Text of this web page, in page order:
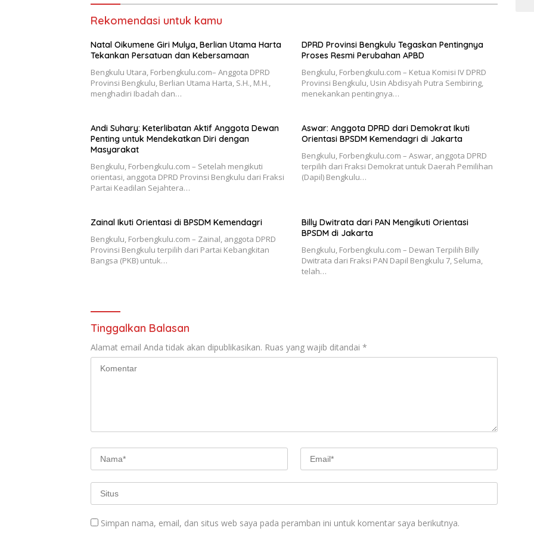
Rekomendasi untuk kamu
‎Natal Oikumene Giri Mulya, Berlian Utama Harta
Tekankan Persatuan dan Kebersamaan
Bengkulu Utara, Forbengkulu.com– Anggota DPRD
Provinsi Bengkulu, Berlian Utama Harta, S.H., M.H.,
menghadiri Ibadah dan…
DPRD Provinsi Bengkulu Tegaskan Pentingnya
Proses Resmi Perubahan APBD
Bengkulu, Forbengkulu.com – Ketua Komisi IV DPRD
Provinsi Bengkulu, Usin Abdisyah Putra Sembiring,
menekankan pentingnya…
Andi Suhary: Keterlibatan Aktif Anggota Dewan
Penting untuk Mendekatkan Diri dengan
Masyarakat
Bengkulu, Forbengkulu.com – Setelah mengikuti
orientasi, anggota DPRD Provinsi Bengkulu dari Fraksi
Partai Keadilan Sejahtera…
Aswar: Anggota DPRD dari Demokrat Ikuti
Orientasi BPSDM Kemendagri di Jakarta
Bengkulu, Forbengkulu.com – Aswar, anggota DPRD
terpilih dari Fraksi Demokrat untuk Daerah Pemilihan
(Dapil) Bengkulu…
Zainal Ikuti Orientasi di BPSDM Kemendagri
Bengkulu, Forbengkulu.com – Zainal, anggota DPRD
Provinsi Bengkulu terpilih dari Partai Kebangkitan
Bangsa (PKB) untuk…
Billy Dwitrata dari PAN Mengikuti Orientasi
BPSDM di Jakarta
Bengkulu, Forbengkulu.com – Dewan Terpilih Billy
Dwitrata dari Fraksi PAN Dapil Bengkulu 7, Seluma,
telah…
Tinggalkan Balasan
Alamat email Anda tidak akan dipublikasikan. Ruas yang wajib ditandai *
Simpan nama, email, dan situs web saya pada peramban ini untuk komentar saya berikutnya.